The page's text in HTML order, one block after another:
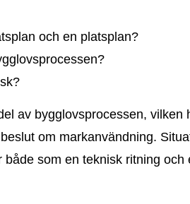
och en platsplan?
av bygglovsprocessen,
om markanvändning.
som en teknisk ritning